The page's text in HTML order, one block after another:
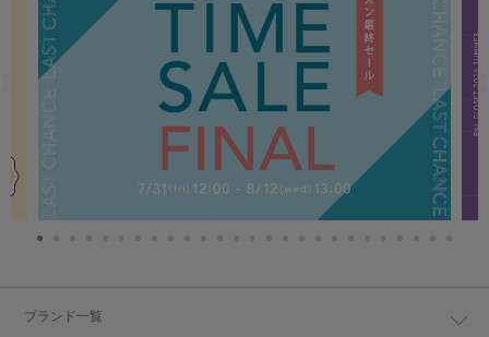
ブランド一覧